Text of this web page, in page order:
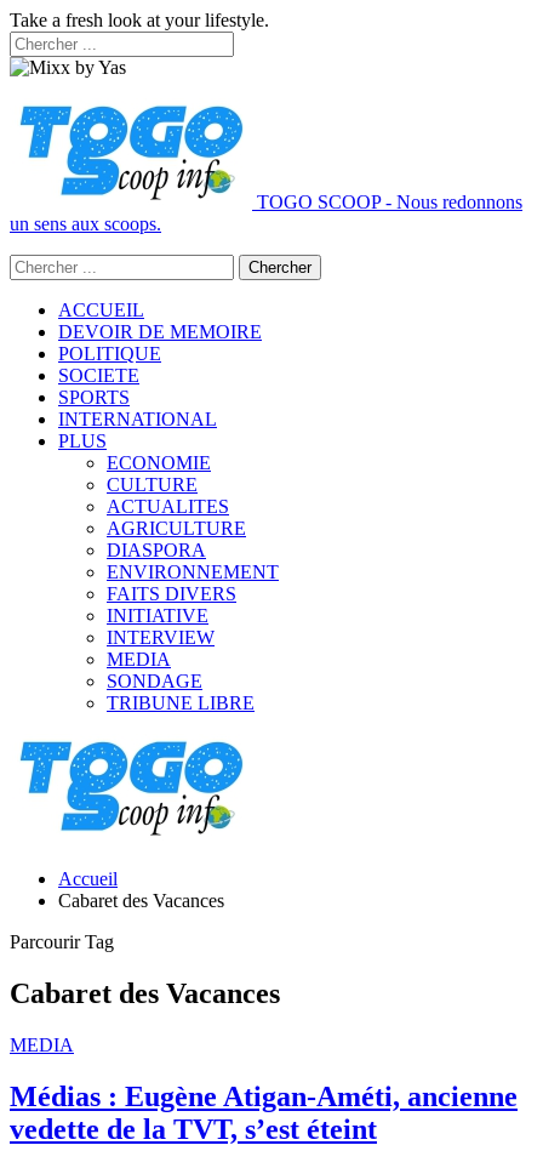
Take a fresh look at your lifestyle.
TOGO SCOOP - Nous redonnons
un sens aux scoops.
ACCUEIL
DEVOIR DE MEMOIRE
POLITIQUE
SOCIETE
SPORTS
INTERNATIONAL
PLUS
ECONOMIE
CULTURE
ACTUALITES
AGRICULTURE
DIASPORA
ENVIRONNEMENT
FAITS DIVERS
INITIATIVE
INTERVIEW
MEDIA
SONDAGE
TRIBUNE LIBRE
Accueil
Cabaret des Vacances
Parcourir Tag
Cabaret des Vacances
MEDIA
Médias : Eugène Atigan-Améti, ancienne
vedette de la TVT, s’est éteint